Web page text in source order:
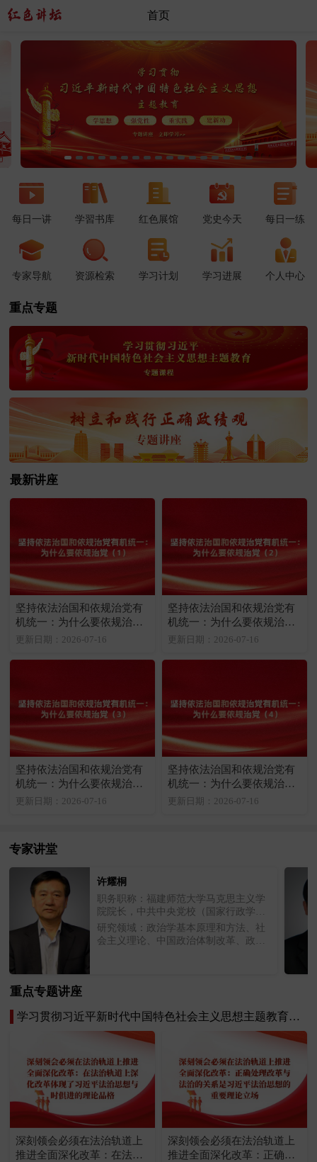
首页
每日一讲 学習书库 红色展馆 党史今天 每日一练
专家导航 资源检索 学习计划 学习进展 个人中心
重点专题
最新讲座
坚持依法治国和依规治党有
机统一：为什么要依规治党
（1）
更新日期：2026-07-16
坚持依法治国和依规治党有
机统一：为什么要依规治党
（2）
更新日期：2026-07-16
坚持依法治国和依规治党有
机统一：为什么要依规治党
（3）
更新日期：2026-07-16
坚持依法治国和依规治党有
机统一：为什么要依规治党
（4）
更新日期：2026-07-16
专家讲堂
许耀桐
职务职称：福建师范大学马克思主义学
院院长，中共中央党校（国家行政学
院）一级教授、博士生导师
研究领域：政治学基本原理和方法、社
会主义理论、中国政治体制改革、政治
重点专题讲座
学习贯彻习近平新时代中国特色社会主义思想主题教育专题讲座
深刻领会必须在法治轨道上
推进全面深化改革：在法治
深刻领会必须在法治轨道上
推进全面深化改革：正确处